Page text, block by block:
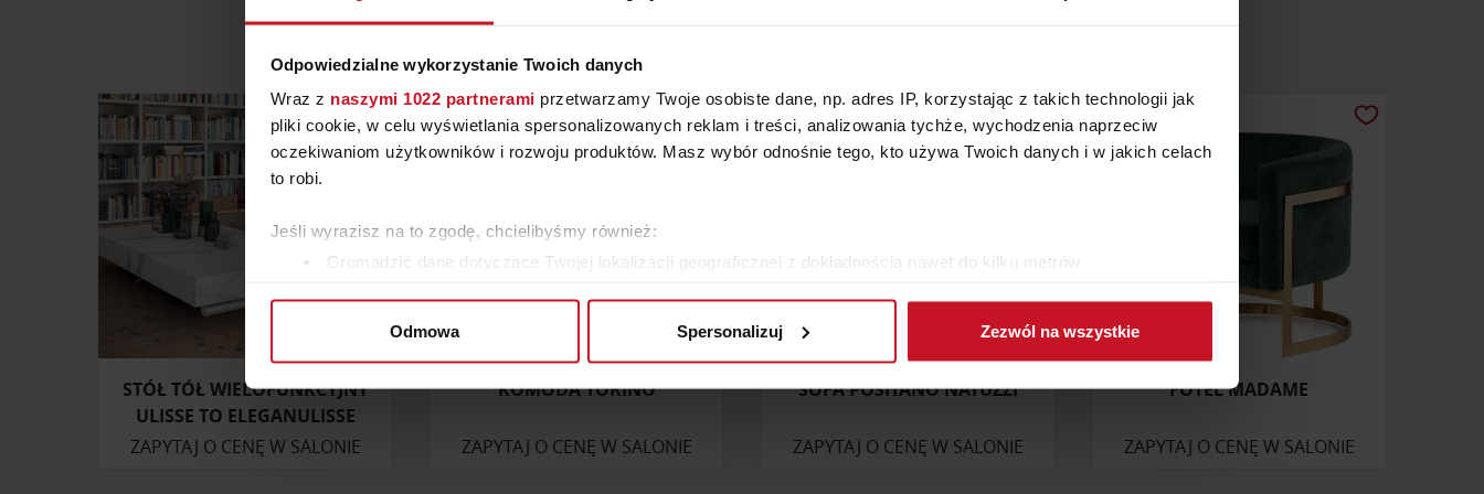
Odpowiedzialne wykorzystanie Twoich danych
Wraz z naszymi 1022 partnerami przetwarzamy Twoje osobiste dane, np. adres IP, korzystając z takich technologii jak
pliki cookie, w celu wyświetlania spersonalizowanych reklam i treści, analizowania tychże, wychodzenia naprzeciw
oczekiwaniom użytkowników i rozwoju produktów. Masz wybór odnośnie tego, kto używa Twoich danych i w jakich celach
to robi.
Jeśli wyrazisz na to zgodę, chcielibyśmy również:
Gromadzić dane dotyczące Twojej lokalizacji geograficznej z dokładnością nawet do kilku metrów
Dowiedz się więcej odnośnie tego, jak Twoje osobiste dane są przetwarzane oraz ustaw własne preferencje w
Wykorzystujemy pliki cookie do spersonalizowania treści i reklam, aby oferować funkcje społecznościowe i analizować
ruch w naszej witrynie. Informacje o tym, jak korzystasz z naszej witryny, udostępniamy partnerom społecznościowym,
Odmowa Spersonalizuj Zezwól na wszystkie
STÓŁ TÓŁ WIELOFUNKCYJNY
ULISSE TO ELEGANULISSE
ZAPYTAJ O CENĘ W SALONIE
KOMODA TORINO
ZAPYTAJ O CENĘ W SALONIE
SOFA POSITANO NATUZZI
ZAPYTAJ O CENĘ W SALONIE
FOTEL MADAME
ZAPYTAJ O CENĘ W SALONIE